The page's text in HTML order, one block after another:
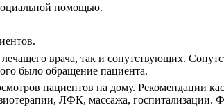
помощью.
врача, так и сопутствующих.
было обращение пациента.
пациентов на дому. Рекомендации
ЛФК, массажа, госпитализации.